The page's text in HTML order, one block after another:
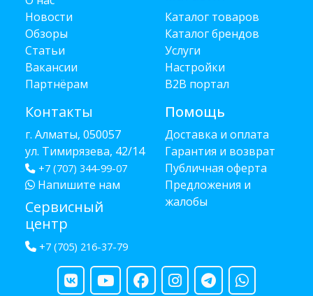
Новости
Обзоры
Статьи
Вакансии
Партнёрам
Контакты
г. Алматы, 050057
ул. Тимирязева, 42/14
+7 (707) 344-99-07
Напишите нам
Сервисный
центр
+7 (705) 216-37-79
Каталог товаров
Каталог брендов
Услуги
Настройки
B2B портал
Помощь
Доставка и оплата
Гарантия и возврат
Публичная оферта
Предложения и
жалобы